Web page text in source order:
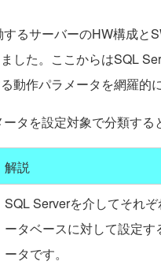
るサーバーのHW構成と
した。ここからはSQL
動作パラメータを網羅的
タを設定対象で分類する
解説
SQL Serverを介してそれ
ータベースに対して設定す
ータです。